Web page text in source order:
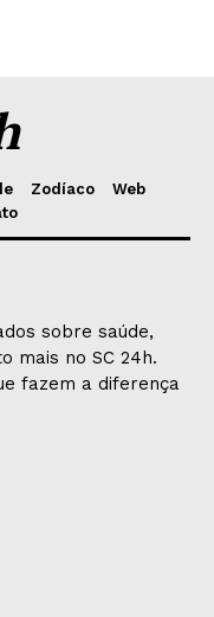
Zodíaco
Web
sobre saúde,
mais no SC 24h.
fazem a diferença